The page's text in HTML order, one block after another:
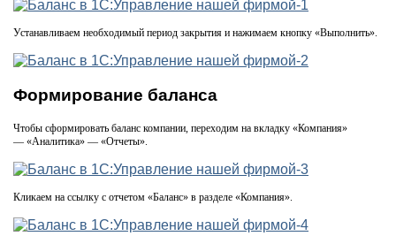
Устанавливаем необходимый период закрытия и нажимаем кнопку «Выполнить».
Формирование баланса
Чтобы сформировать баланс компании, переходим на вкладку «Компания»
— «Аналитика» — «Отчеты».
Кликаем на ссылку с отчетом «Баланс» в разделе «Компания».